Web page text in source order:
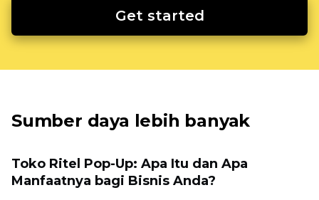
Get started
Sumber daya lebih banyak
Toko Ritel Pop-Up: Apa Itu dan Apa
Manfaatnya bagi Bisnis Anda?